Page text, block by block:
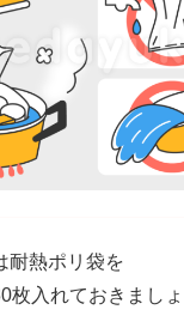
耐熱ポリ袋を
枚入れておきまし